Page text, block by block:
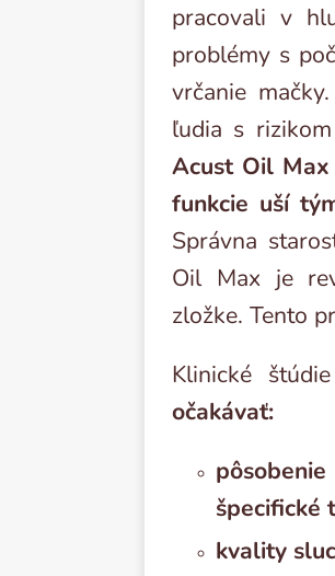
pracovali v
problémy s
vrčanie
ľudia s
Acust Oil
funkcie uší
Správna
Oil Max je
zložke. Tento
Klinické
očakávať:
špecifické
kvality